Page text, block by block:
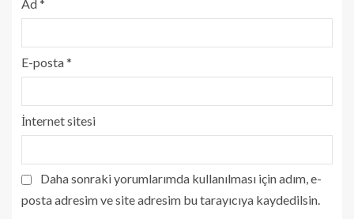
Ad *
E-posta*
İnternet sitesi
Daha sonraki yorumlarımda kullanılması için adım, e-
posta adresim ve site adresim bu tarayıcıya kaydedilsin.